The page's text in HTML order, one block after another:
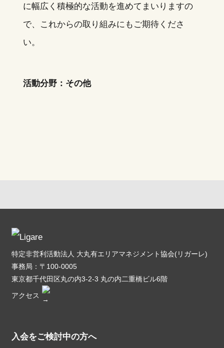
に幅広く積極的な活動を進めてまいりますの
で、これからの取り組みにもご期待くださ
い。
活動分野：その他
特定非営利活動法人 大丸有エリアマネジメント協会(リガーレ)
事務局：〒100-0005
東京都千代田区丸の内3-2-3 丸の内二重橋ビル6階
アクセス
入会をご検討中の方へ